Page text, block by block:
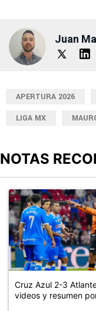
Juan
APERTURA 2026
LIGA MX
NOTAS
Un artículo de
Cruz Azul 2-3
videos y resumen